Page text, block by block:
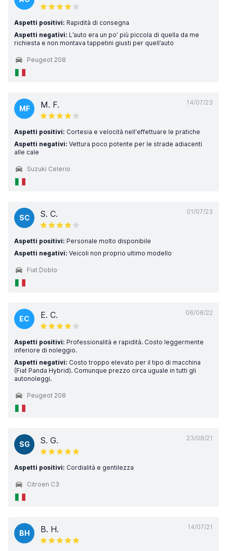
Aspetti positivi: Rapidità di consegna
Aspetti negativi: L’auto era un po’ più piccola di quella da me
richiesta e non montava tappetini giusti per quell’auto
Peugeot 208
14/07/23
MF M. F.
Aspetti positivi: Cortesia e velocità nell'effettuare le pratiche
Aspetti negativi: Vettura poco potente per le strade adiacenti
alle cale
Suzuki Celerio
01/07/23
SC S. C.
Aspetti positivi: Personale molto disponibile
Aspetti negativi: Veicoli non proprio ultimo modello
Fiat Doblo
06/08/22
EC E. C.
Aspetti positivi: Professionalità e rapidità. Costo leggermente
inferiore di noleggio.
Aspetti negativi: Costo troppo elevato per il tipo di macchina
(Fiat Panda Hybrid). Comunque prezzo circa uguale in tutti gli
autonoleggi.
Peugeot 208
23/08/21
SG S. G.
Aspetti positivi: Cordialità e gentilezza
Citroen C3
14/07/21
BH B. H.